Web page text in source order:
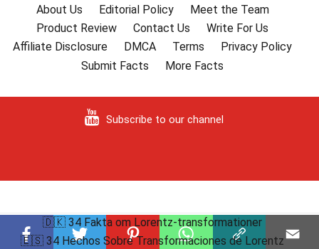
About Us Editorial Policy
Meet the Team
Product Review
Contact Us
Write For Us
Affiliate Disclosure
DMCA Terms
Privacy Policy
Submit Facts
More Facts
Subscribe to our channel
🇩🇰 34 Fakta om Lorentz-transformationer
🇪🇸 34 Hechos Sobre Transformaciones de Lorentz